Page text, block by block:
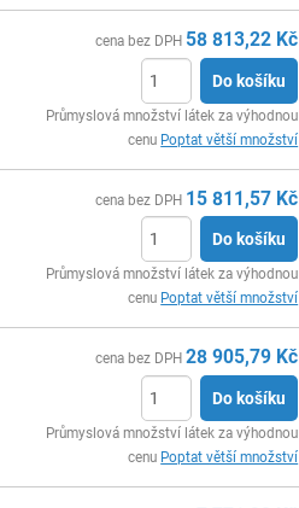
cena bez DPH 58 813,22 Kč
Do košíku
Průmyslová množství látek za výhodnou
cenu Poptat větší množství
cena bez DPH 15 811,57 Kč
Do košíku
Průmyslová množství látek za výhodnou
cenu Poptat větší množství
cena bez DPH 28 905,79 Kč
Do košíku
Průmyslová množství látek za výhodnou
cenu Poptat větší množství